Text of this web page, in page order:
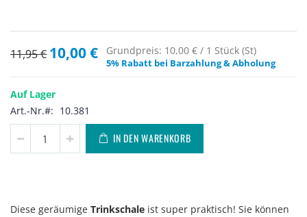
11,95 € Sonderangebot
10,00 € Grundpreis: 10,00 € / 1 Stück (St)
5% Rabatt bei Barzahlung & Abholung
Auf Lager
Art.-Nr.
10.381
IN DEN WARENKORB
Diese geräumige Trinkschale ist super praktisch! Sie können